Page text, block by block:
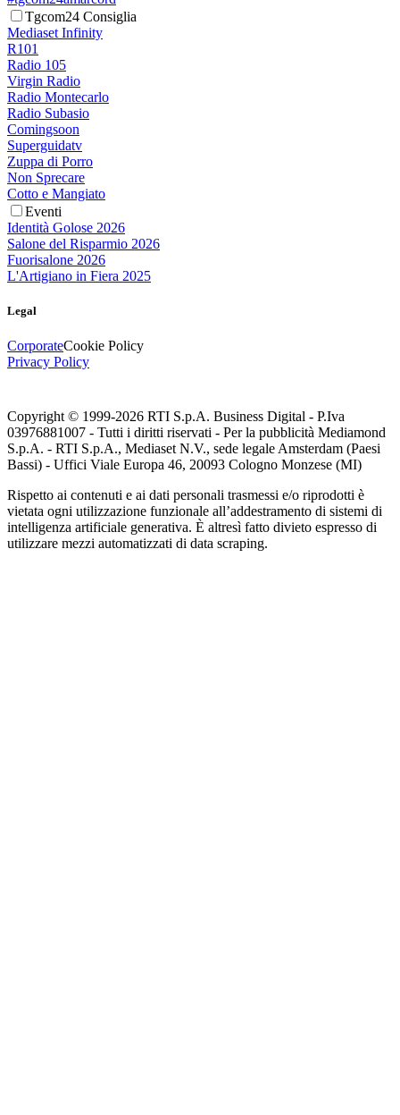
Tgcom24 Consiglia
Mediaset Infinity
R101
Radio 105
Virgin Radio
Radio Montecarlo
Radio Subasio
Comingsoon
Superguidatv
Zuppa di Porro
Non Sprecare
Cotto e Mangiato
Eventi
Identità Golose 2026
Salone del Risparmio 2026
Fuorisalone 2026
L'Artigiano in Fiera 2025
Legal
CorporateCookie Policy
Privacy Policy
Copyright © 1999-2026 RTI S.p.A. Business Digital - P.Iva
03976881007 - Tutti i diritti riservati - Per la pubblicità Mediamond
S.p.A. - RTI S.p.A., Mediaset N.V., sede legale Amsterdam (Paesi
Bassi) - Uffici Viale Europa 46, 20093 Cologno Monzese (MI)
Rispetto ai contenuti e ai dati personali trasmessi e/o riprodotti è
vietata ogni utilizzazione funzionale all’addestramento di sistemi di
intelligenza artificiale generativa. È altresì fatto divieto espresso di
utilizzare mezzi automatizzati di data scraping.